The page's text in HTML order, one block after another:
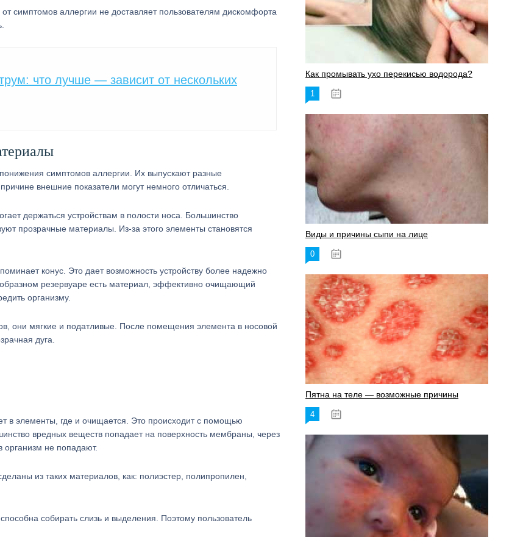
симптомов аллергии не доставляет пользователям дискомфорта
что лучше — зависит от нескольких
симптомов аллергии. Их выпускают разные
внешние показатели могут немного отличаться.
держаться устройствам в полости носа. Большинство
прозрачные материалы. Из-за этого элементы становятся
конус. Это дает возможность устройству более надежно
резервуаре есть материал, эффективно очищающий
организму.
они мягкие и податливые. После помещения элемента в носовой
дуга.
в элементы, где и очищается. Это происходит с помощью
вредных веществ попадает на поверхность мембраны, через
организм не попадают.
из таких материалов, как: полиэстер, полипропилен,
собирать слизь и выделения. Поэтому пользователь
Как промывать ухо перекисью водорода?
1
Виды и причины сыпи на лице
0
Пятна на теле — возможные причины
4